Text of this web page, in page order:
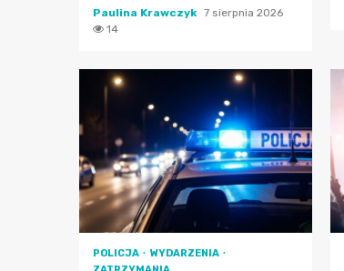
Paulina Krawczyk 7 sierpnia 2026
14
POLICJA
WYDARZENIA